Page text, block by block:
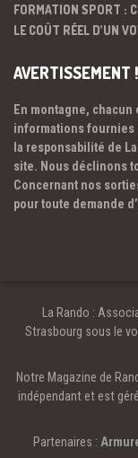
FORMATION SPORT :
LE COÛT RÉEL D’UN
AVERTISSEMENT !
En montagne,
informations fournies
la responsabilité de
site. Nous déclinons
Concernant nos
pour toute demande
La Rando :
Strasbourg sous le
Notre Magazine de
indépendant et est
Partenaires :